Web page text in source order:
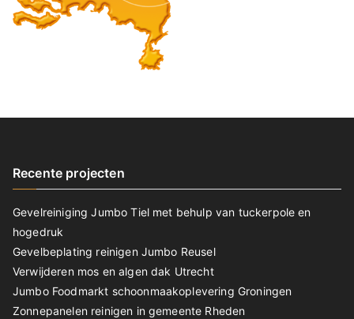
Recente projecten
Gevelreiniging Jumbo Tiel met behulp van tuckerpole en
hogedruk
Gevelbeplating reinigen Jumbo Reusel
Verwijderen mos en algen dak Utrecht
Jumbo Foodmarkt schoonmaakoplevering Groningen
Zonnepanelen reinigen in gemeente Rheden